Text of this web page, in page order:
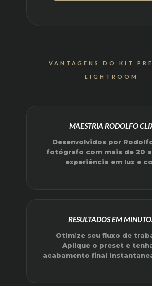
VANTAGENS DO KIT
LIGHTROOM
MAESTRIA RODOLFO
Desenvolvidos por
fotógrafo com mais de 20
experiência em luz e
RESULTADOS EM
Otimize seu fluxo de
Aplique o preset e
acabamento final